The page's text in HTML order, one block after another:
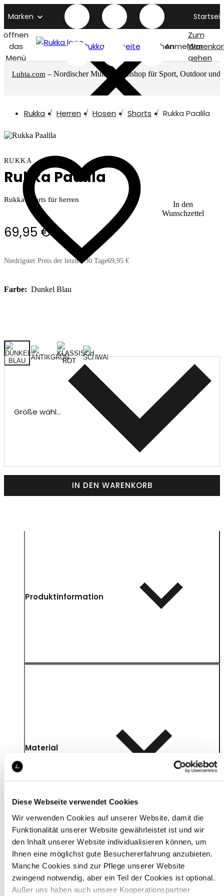
Diese Webseite verwendet Cookies
Wir verwenden Cookies auf unserer Website, damit die
Funktionalität unserer Website gewährleistet ist und wir
den Inhalt unserer Website individualisieren können, um
Ihnen eine möglichst gute Besuchererfahrung anzubieten.
Manche Cookies sind zur Pflege unserer Website
zwingend notwendig, aber ein Teil der Cookies ist optional.
Außer uns haben auch unsere Kooperationspartner
Marken
öffnen
das
Menü
Rukka titelseite SuchenAnmelden
Zum
gehen
Luhta.com – Nordischer Multimarkenshop für Sport, Outdoor und
Rukka Herren Hosen Shorts Rukka Paalila
In den
Wunschzettel
RUKKA
Rukka Paalila
Rukka Shorts für herren
69,95 €
Niedrigster Preis der letzten 30 Tage69,95 €
Farbe: Dunkel Blau
Größe wählen
IN DEN WARENKORB
Produktinformation
Material